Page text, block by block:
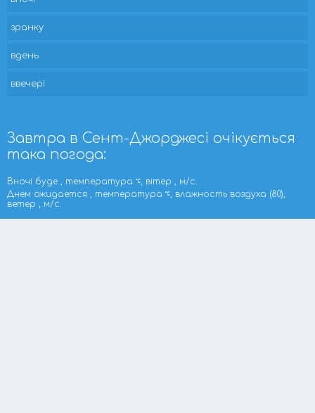
зранку
вдень
ввечері
Завтра в Сент-Джорджесі очікується
така погода:
Вночі буде , температура
, вітер , м/с.
Днем ожидается , температура
, влажность воздуха (80),
ветер , м/с.